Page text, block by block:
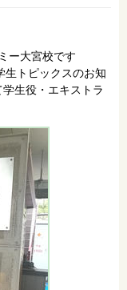
ー大宮校です
トピックスのお知
生役・エキストラ